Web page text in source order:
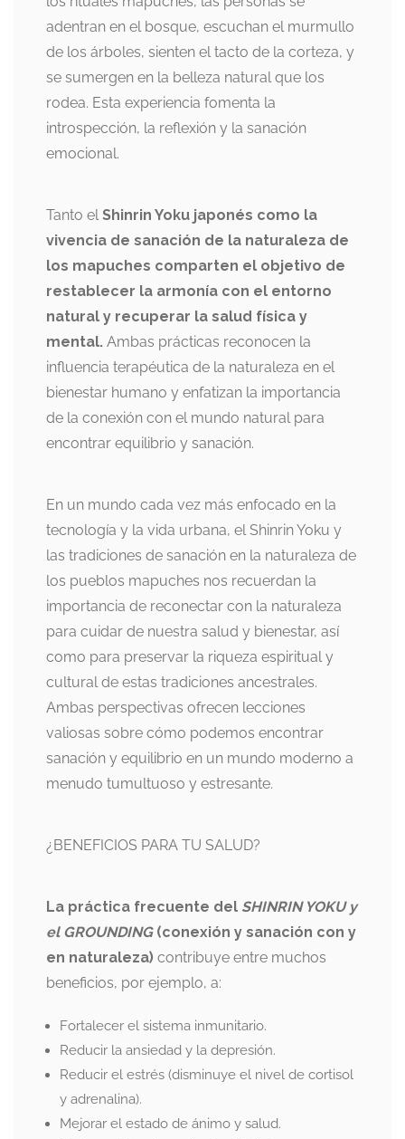
adentran en el bosque, escuchan el murmullo
de los árboles, sienten el tacto de la corteza, y
se sumergen en la belleza natural que los
rodea. Esta experiencia fomenta la
introspección, la reflexión y la sanación
emocional.
Tanto elShinrin Yoku japonés como la
vivencia de sanación de la naturaleza de
los mapuches comparten el objetivo de
restablecer la armonía con el entorno
natural y recuperar la salud física y
mental. Ambas prácticas reconocen la
influencia terapéutica de la naturaleza en el
bienestar humano y enfatizan la importancia
de la conexión con el mundo natural para
encontrar equilibrio y sanación.
En un mundo cada vez más enfocado en la
tecnología y la vida urbana, el Shinrin Yoku y
las tradiciones de sanación en la naturaleza de
los pueblos mapuches nos recuerdan la
importancia de reconectar con la naturaleza
para cuidar de nuestra salud y bienestar, así
como para preservar la riqueza espiritual y
cultural de estas tradiciones ancestrales.
Ambas perspectivas ofrecen lecciones
valiosas sobre cómo podemos encontrar
sanación y equilibrio en un mundo moderno a
menudo tumultuoso y estresante.
¿BENEFICIOS PARA TU SALUD?
La práctica frecuente del SHINRIN YOKU y
el GROUNDING(conexión y sanación con y
en naturaleza) contribuye entre muchos
beneficios, por ejemplo, a:
Fortalecer el sistema inmunitario.
Reducir la ansiedad y la depresión.
Reducir el estrés (disminuye el nivel de cortisol
y adrenalina).
Mejorar el estado de ánimo y salud.